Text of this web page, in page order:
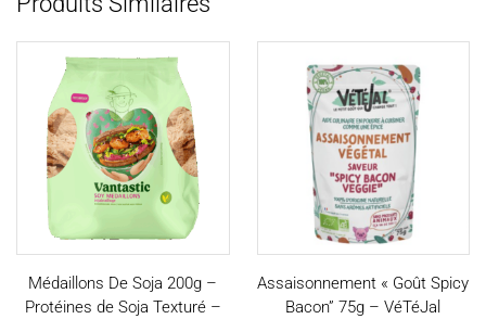
Médaillons De Soja 200g –
Protéines de Soja Texturé –
Assaisonnement « Goût Spicy
Bacon” 75g – VéTéJal